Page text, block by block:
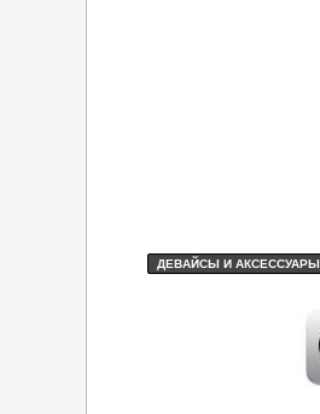
ДЕВАЙСЫ И АКСЕССУАРЫ